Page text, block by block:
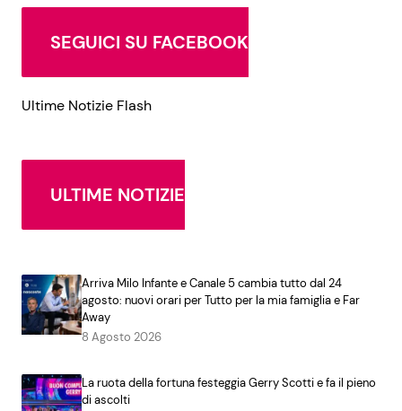
SEGUICI SU FACEBOOK
Ultime Notizie Flash
ULTIME NOTIZIE
Arriva Milo Infante e Canale 5 cambia tutto dal 24
agosto: nuovi orari per Tutto per la mia famiglia e Far
Away
8 Agosto 2026
La ruota della fortuna festeggia Gerry Scotti e fa il pieno
di ascolti